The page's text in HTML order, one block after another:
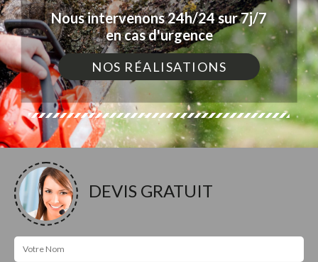
Nous intervenons 24h/24 sur 7j/7
en cas d'urgence
NOS RÉALISATIONS
DEVIS GRATUIT